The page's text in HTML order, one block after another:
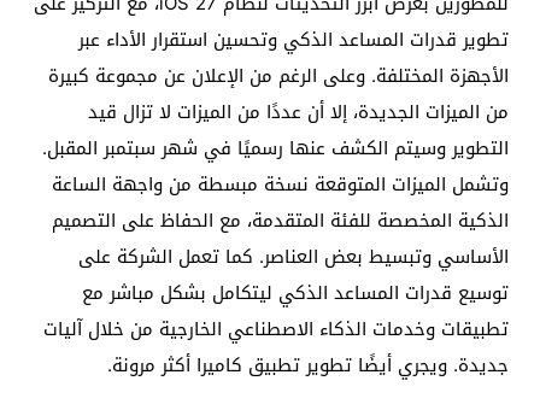
تطوير قدرات المساعد الذكي وتحسين استقرار الأداء عبر
الأجهزة المختلفة. وعلى الرغم من الإعلان عن مجموعة كبيرة
من الميزات الجديدة، إلا أن عددًا من الميزات لا تزال قيد
التطوير وسيتم الكشف عنها رسميًا في شهر سبتمبر المقبل.
وتشمل الميزات المتوقعة نسخة مبسطة من واجهة الساعة
الذكية المخصصة للفئة المتقدمة، مع الحفاظ على التصميم
الأساسي وتبسيط بعض العناصر. كما تعمل الشركة على
توسيع قدرات المساعد الذكي ليتكامل بشكل مباشر مع
تطبيقات وخدمات الذكاء الاصطناعي الخارجية من خلال آليات
جديدة. ويجري أيضًا تطوير تطبيق كاميرا أكثر مرونة.